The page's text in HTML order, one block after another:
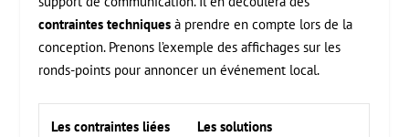
contraintes techniques à prendre en compte lors de la
conception. Prenons l’exemple des affichages sur les
ronds-points pour annoncer un événement local.
Les contraintes liées
Les solutions